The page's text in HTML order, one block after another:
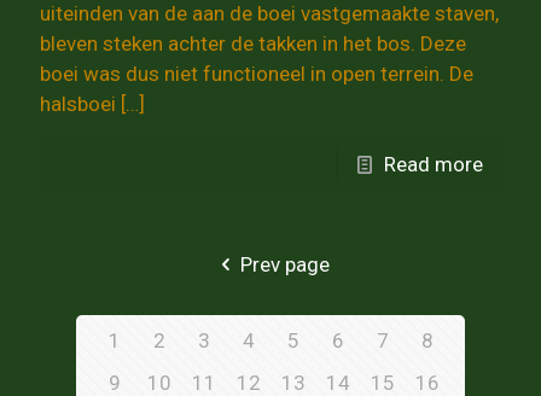
uiteinden van de aan de boei vastgemaakte staven,
bleven steken achter de takken in het bos. Deze
boei was dus niet functioneel in open terrein. De
halsboei […]
Read more
Prev page
1 2 3 4 5 6 7
8
9
10 11 12 13 14 15
16